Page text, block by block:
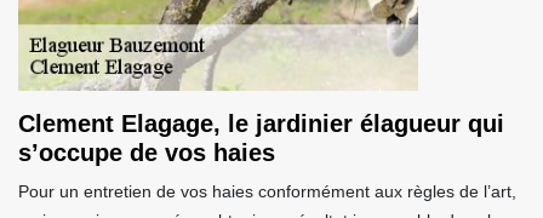
Clement Elagage, le jardinier élagueur qui
s’occupe de vos haies
Pour un entretien de vos haies conformément aux règles de l’art,